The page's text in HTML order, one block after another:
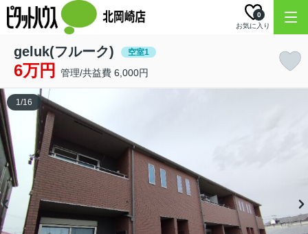
お気に入り
0
geluk(フルーク) 空室1
6万円 管理/共益費 6,000円
1/16